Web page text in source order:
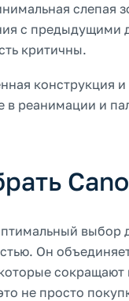
слепая
с
критичны.
конструкция
в реанимации и
Он
не просто